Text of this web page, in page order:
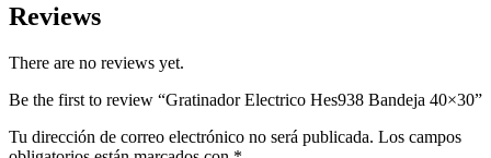
Reviews
There are no reviews yet.
Be the first to review “Gratinador Electrico Hes938 Bandeja 40×30”
Tu dirección de correo electrónico no será publicada. Los campos